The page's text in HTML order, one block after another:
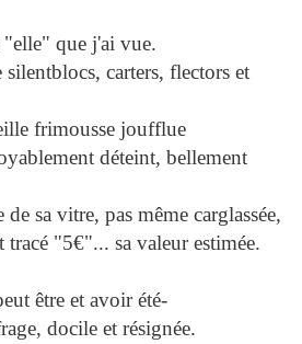
"elle" que j'ai vue.
carters, flectors et
frimousse joufflue
déteint, bellement
sa vitre, pas même carglassée,
tracé "5€"... sa valeur estimée.
être et avoir été-
docile et résignée.